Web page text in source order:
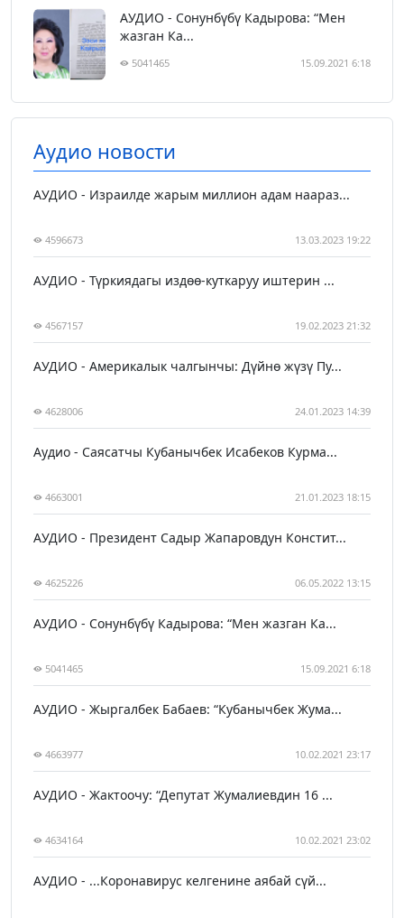
АУДИО - Сонунбүбү Кадырова: “Мен
жазган Ка...
5041465 15.09.2021 6:18
Аудио новости
АУДИО - Израилде жарым миллион адам наараз...
4596673 13.03.2023 19:22
АУДИО - Түркиядагы издөө-куткаруу иштерин ...
4567157 19.02.2023 21:32
АУДИО - Америкалык чалгынчы: Дүйнө жүзү Пу...
4628006 24.01.2023 14:39
Аудио - Саясатчы Кубанычбек Исабеков Курма...
4663001 21.01.2023 18:15
АУДИО - Президент Садыр Жапаровдун Констит...
4625226 06.05.2022 13:15
АУДИО - Сонунбүбү Кадырова: “Мен жазган Ка...
5041465 15.09.2021 6:18
АУДИО - Жыргалбек Бабаев: “Кубанычбек Жума...
4663977 10.02.2021 23:17
АУДИО - Жактоочу: “Депутат Жумалиевдин 16 ...
4634164 10.02.2021 23:02
АУДИО - ...Коронавирус келгенине аябай сүй...